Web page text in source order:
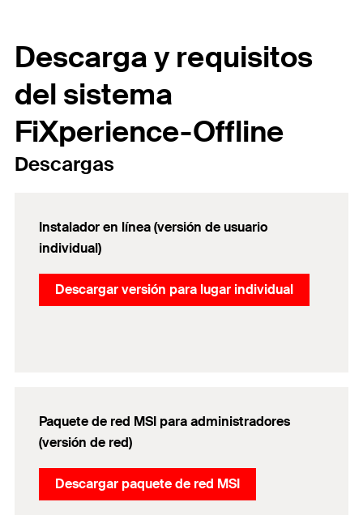
Descarga y requisitos
del sistema
FiXperience-Offline
Descargas
Instalador en línea (versión de usuario
individual)
Descargar versión para lugar individual
Paquete de red MSI para administradores
(versión de red)​
Descargar paquete de red MSI